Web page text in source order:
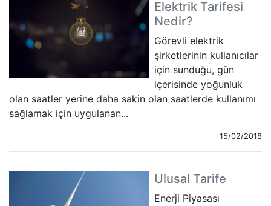
Elektrik Tarifesi
Nedir?
Görevli elektrik
şirketlerinin kullanıcılar
için sunduğu, gün
içerisinde yoğunluk
olan saatler yerine daha sakin olan saatlerde kullanımı
sağlamak için uygulanan...
15/02/2018
Ulusal Tarife
Enerji Piyasası